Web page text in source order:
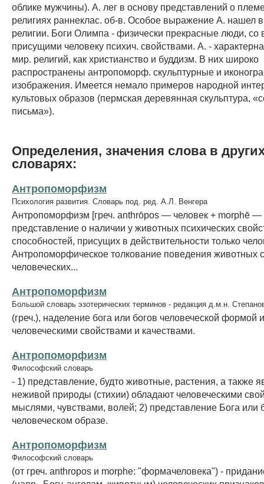
облике мужчины). А. лег в основу представлений о
религиях раннеклас. об-в. Особое выражение А. нашел в
религии. Боги Олимпа - физически прекрасные люди, со
присущими человеку психич. свойствами. А. -
мир. религий, как христианство и буддизм. В них широко
распространены антропоморф. скульптурные и
изображения. Имеется немало примеров народной
культовых образов (пермская деревянная скульптура,
письма»).
Определения, значения слова в
словарях:
Антропоморфизм
Психология развития. Словарь под. ред. А.Л. Венгера
Антропоморфизм [греч. anthrōpos — человек + morphē
представление о наличии у животных психических
способностей, присущих в действительности только
Антропоморфическое толкование поведения животных
человеческих...
Антропоморфизм
Большой словарь эзотерических терминов - редакция д.м.н.
(греч.), наделение бога или богов человеческой формой и
человеческими свойствами и качествами.
Антропоморфизм
Философский словарь
- 1) представление, будто животные, растения, а также
неживой природы (стихии) обладают человеческими
мыслями, чувствами, волей; 2) представление Бога или
человеческом образе.
Антропоморфизм
Философский словарь
(от греч. anthropos и morphe: "формачеловека") -